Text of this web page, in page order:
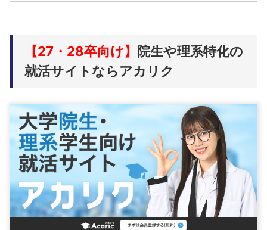
【27・28卒向け】
院生や理系特化の
就活サイトならアカリク